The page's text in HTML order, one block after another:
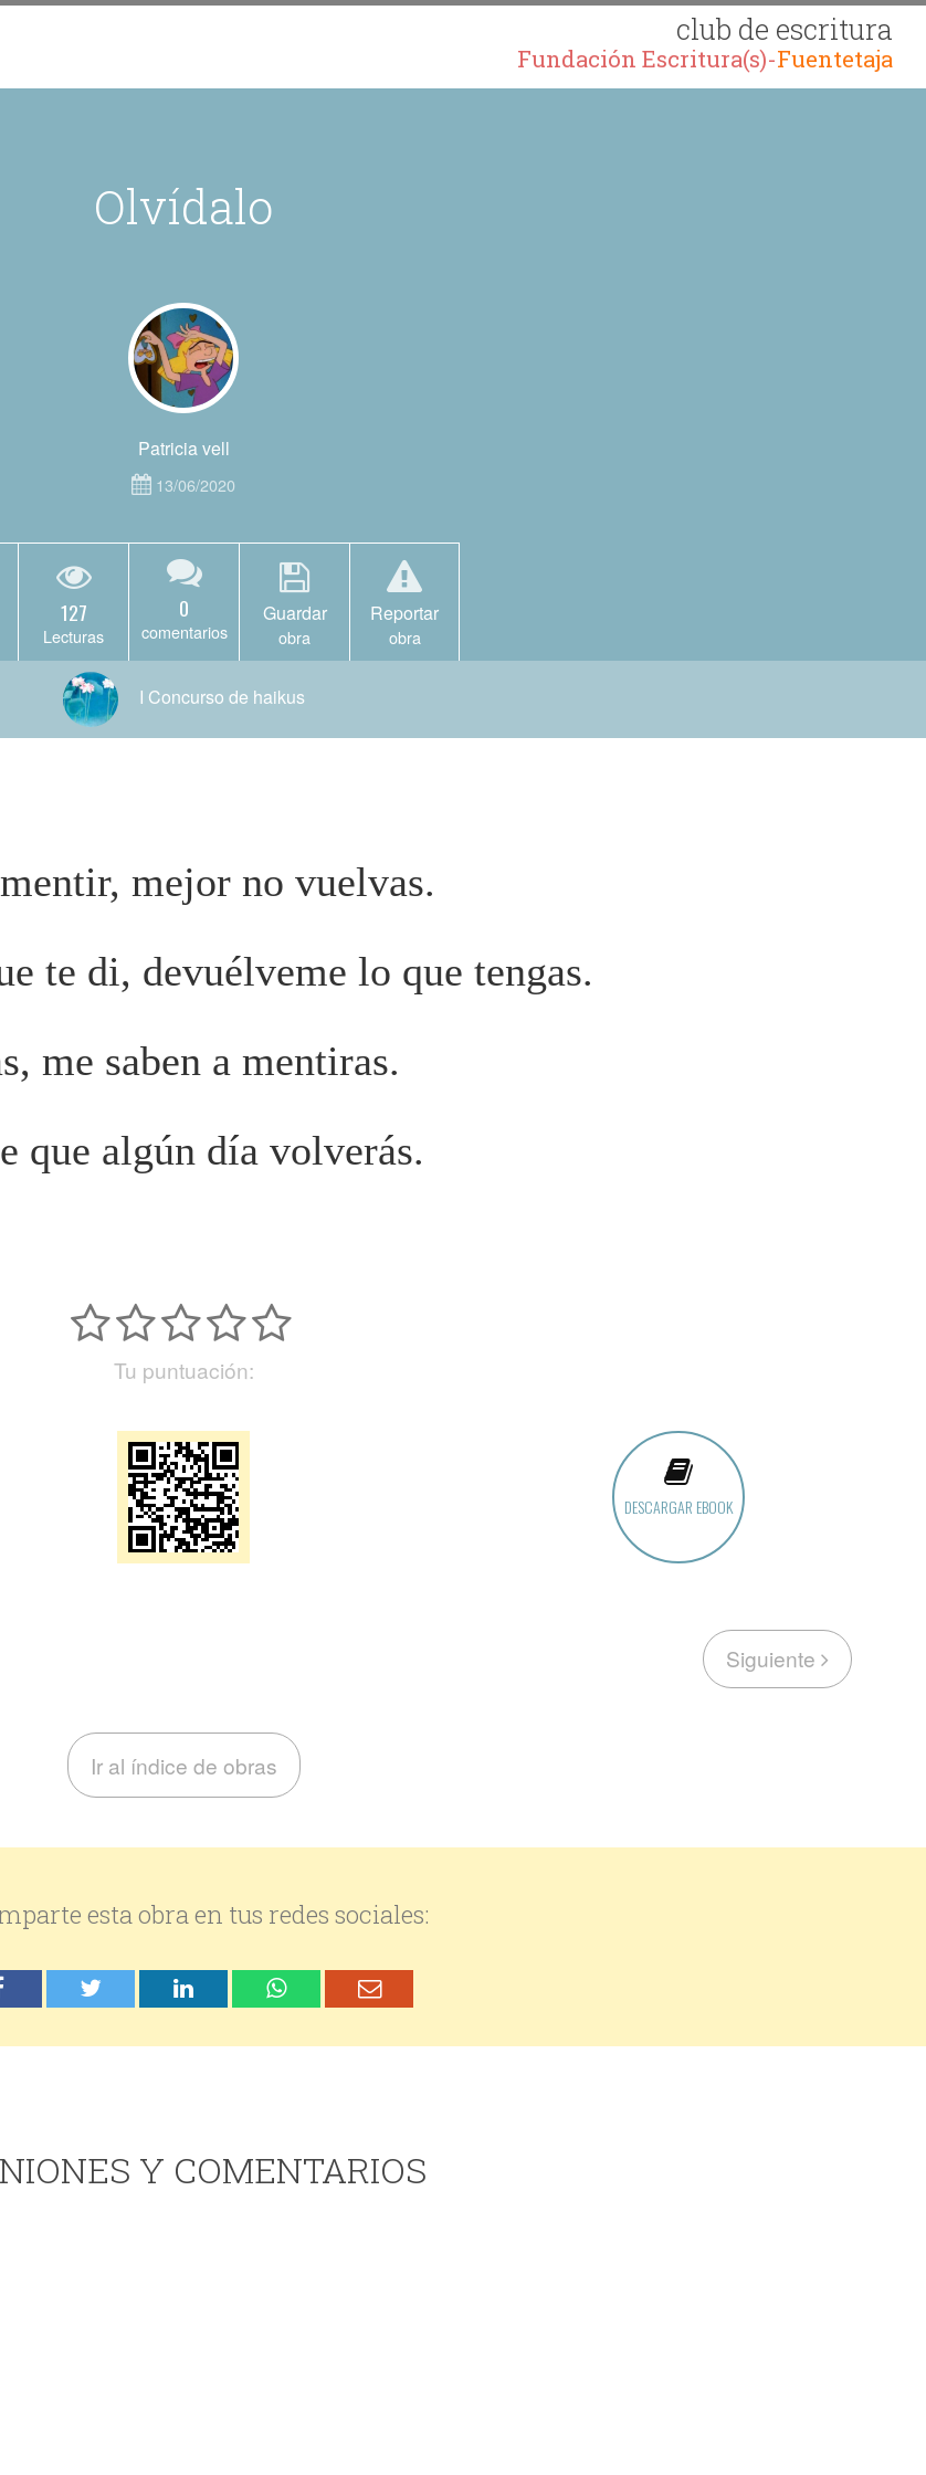
club de escritura
Fundación Escritura(s)-Fuentetaja
Olvídalo
Patricia vell
13/06/2020
127
Lecturas
0
comentarios
Guardar
obra
Reportar
obra
I Concurso de haikus
mejor no vuelvas.
te di, devuélveme lo que tengas.
me saben a mentiras.
e que algún día volverás.
Tu puntuación:
DESCARGAR EBOOK
Siguiente
Ir al índice de obras
esta obra en tus redes sociales:
Y COMENTARIOS